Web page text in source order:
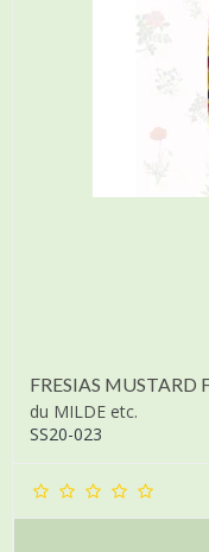
FRESIAS MUSTARD
du MILDE etc.
SS20-023